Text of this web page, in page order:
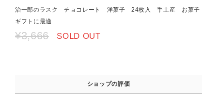
治一郎のラスク チョコレート 洋菓子 24枚入 手土産 お菓子
ギフトに最適
¥3,666 SOLD OUT
ショップの評価